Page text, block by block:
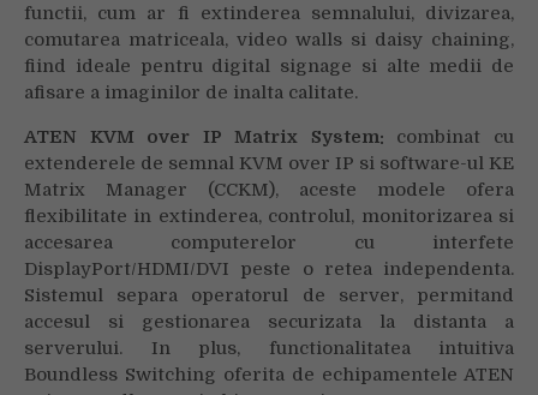
functii, cum ar fi extinderea semnalului, divizarea,
comutarea matriceala, video walls si daisy chaining,
fiind ideale pentru digital signage si alte medii de
afisare a imaginilor de inalta calitate.
ATEN KVM over IP Matrix System: combinat cu
extenderele de semnal KVM over IP si software-ul KE
Matrix Manager (CCKM), aceste modele ofera
flexibilitate in extinderea, controlul, monitorizarea si
accesarea computerelor cu interfete
DisplayPort/HDMI/DVI peste o retea independenta.
Sistemul separa operatorul de server, permitand
accesul si gestionarea securizata la distanta a
serverului. In plus, functionalitatea intuitiva
Boundless Switching oferita de echipamentele ATEN